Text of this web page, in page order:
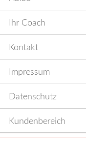
Ihr Coach
Kontakt
Impressum
Datenschutz
Kundenbereich